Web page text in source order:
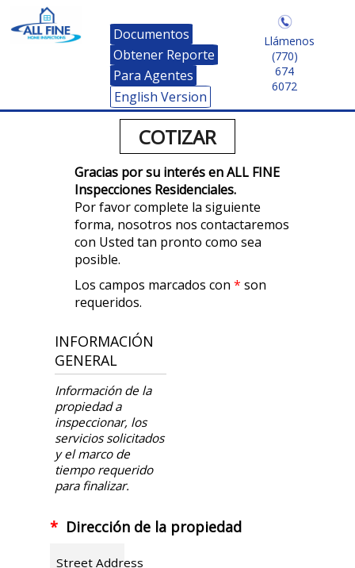
Documentos
Obtener Reporte
Para Agentes
English Version
Llámenos
(770)
674
6072
COTIZAR
Gracias por su interés en ALL FINE
Inspecciones Residenciales.
Por favor complete la siguiente
forma, nosotros nos contactaremos
con Usted tan pronto como sea
posible.
Los campos marcados con* son
requeridos.
INFORMACIÓN
GENERAL
Información de la
propiedad a
inspeccionar, los
servicios solicitados
y el marco de
tiempo requerido
para finalizar.
* Dirección de la propiedad
Street Address